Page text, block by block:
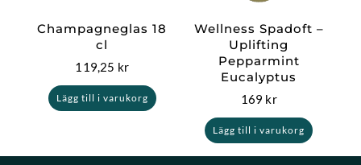
Champagneglas 18
cl
119,25 kr
Lägg till i varukorg
Wellness Spadoft –
Uplifting
Pepparmint
Eucalyptus
169 kr
Lägg till i varukorg